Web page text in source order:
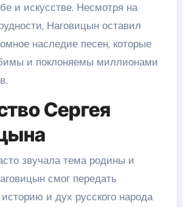
и искусстве. Несмотря на
Наговицын оставил
наследие песен, которые
и поклоняемы миллионами
Сергея
звучала тема родины и
смог передать
и дух русского народа